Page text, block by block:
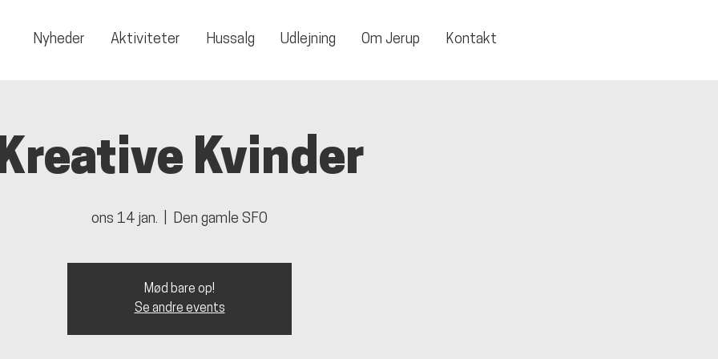
Nyheder Aktiviteter Hussalg Udlejning Om Jerup Kontakt
Kvinder
ons 14 jan. Den gamle SFO
Mød bare op!
Se andre events